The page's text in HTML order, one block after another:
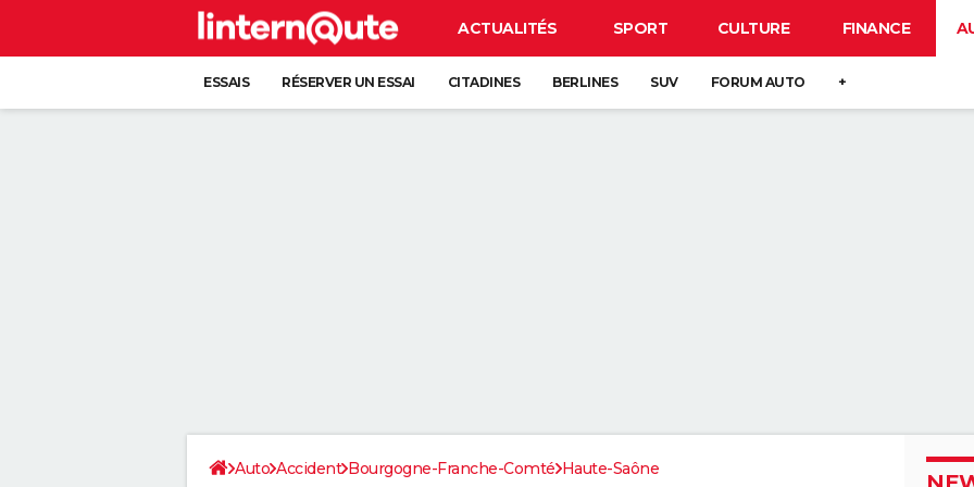
ACTUALITÉS SPORT CULTURE FINANCE
ESSAIS RÉSERVER UN ESSAI CITADINES BERLINES SUV FORUM AUTO +
Auto Accident Bourgogne-Franche-Comté Haute-Saône